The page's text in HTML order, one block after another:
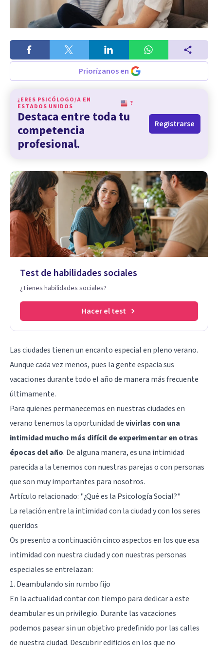
Priorízanos en
¿ERES PSICÓLOGO/A EN
ESTADOS UNIDOS
?
Destaca entre toda tu
competencia
profesional.
Registrarse
Test de habilidades sociales
¿Tienes habilidades sociales?
Hacer el test
Las ciudades tienen un encanto especial en pleno verano.
Aunque cada vez menos, pues la gente espacia sus
vacaciones durante todo el año de manera más frecuente
últimamente.
Para quienes permanecemos en nuestras ciudades en
verano tenemos la oportunidad devivirlas con una
intimidad mucho más difícil de experimentar en otras
épocas del año. De alguna manera, es una intimidad
parecida a la tenemos con nuestras parejas o con personas
que son muy importantes para nosotros.
Artículo relacionado: "¿Qué es la Psicología Social?"
La relación entre la intimidad con la ciudad y con los seres
queridos
Os presento a continuación cinco aspectos en los que esa
intimidad con nuestra ciudad y con nuestras personas
especiales se entrelazan:
1. Deambulando sin rumbo fijo
En la actualidad contar con tiempo para dedicar a este
deambular es un privilegio. Durante las vacaciones
podemos pasear sin un objetivo predefinido por las calles
de nuestra ciudad. Descubrir edificios en los que no